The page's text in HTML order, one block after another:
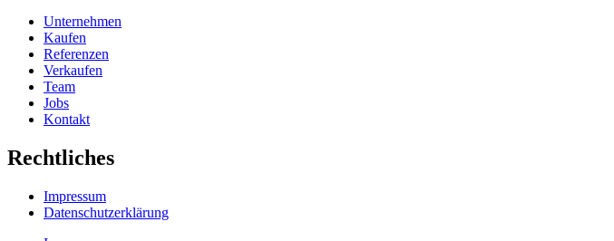
Unternehmen
Kaufen
Referenzen
Verkaufen
Team
Jobs
Kontakt
Rechtliches
Impressum
Datenschutzerklärung